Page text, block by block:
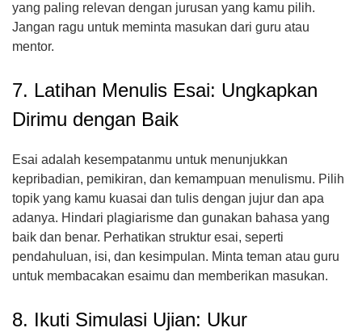
yang paling relevan dengan jurusan yang kamu pilih.
Jangan ragu untuk meminta masukan dari guru atau
mentor.
7. Latihan Menulis Esai: Ungkapkan
Dirimu dengan Baik
Esai adalah kesempatanmu untuk menunjukkan
kepribadian, pemikiran, dan kemampuan menulismu. Pilih
topik yang kamu kuasai dan tulis dengan jujur dan apa
adanya. Hindari plagiarisme dan gunakan bahasa yang
baik dan benar. Perhatikan struktur esai, seperti
pendahuluan, isi, dan kesimpulan. Minta teman atau guru
untuk membacakan esaimu dan memberikan masukan.
8. Ikuti Simulasi Ujian: Ukur